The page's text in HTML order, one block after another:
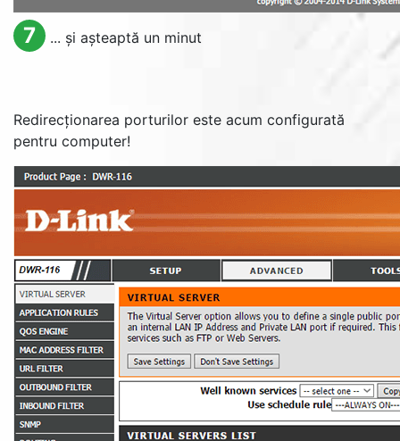
7 ... și așteaptă un minut
Redirecționarea porturilor este acum configurată
pentru computer!